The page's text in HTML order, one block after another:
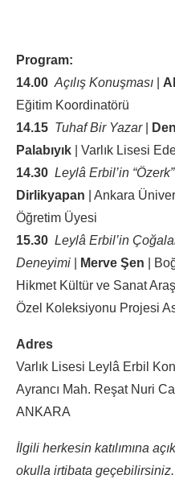
Program:
14.00 Açılış Konuşması
Eğitim Koordinatörü
14.15 Tuhaf Bir Yazar|
Palabıyık | Varlık Lisesi
14.30 Leylâ Erbil’in
Dirlikyapan | Ankara
Öğretim Üyesi
15.30 Leylâ Erbil’in
Deneyimi
Merve Şen |
Hikmet Kültür ve Sanat
Özel Koleksiyonu Projesi
Adres
Varlık Lisesi Leylâ Erbil
Ayrancı Mah. Reşat Nuri
ANKARA
İlgili herkesin katılımına
okulla irtibata geçebilirsiniz.